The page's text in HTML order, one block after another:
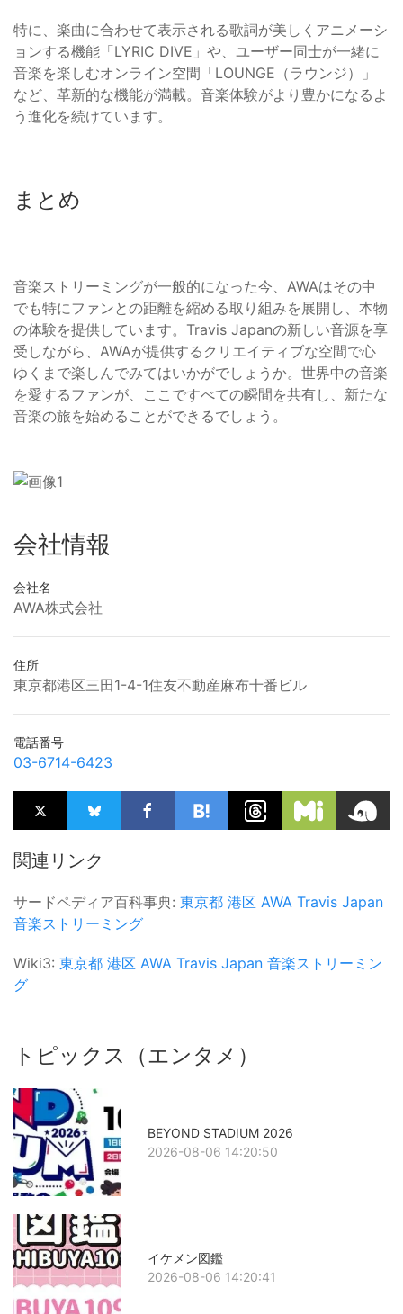
特に、楽曲に合わせて表示される歌詞が美しくアニメーシ
ョンする機能「LYRIC DIVE」や、ユーザー同士が一緒に
音楽を楽しむオンライン空間「LOUNGE（ラウンジ）」
など、革新的な機能が満載。音楽体験がより豊かになるよ
う進化を続けています。
まとめ
音楽ストリーミングが一般的になった今、AWAはその中
でも特にファンとの距離を縮める取り組みを展開し、本物
の体験を提供しています。Travis Japanの新しい音源を享
受しながら、AWAが提供するクリエイティブな空間で心
ゆくまで楽しんでみてはいかがでしょうか。世界中の音楽
を愛するファンが、ここですべての瞬間を共有し、新たな
音楽の旅を始めることができるでしょう。
会社情報
会社名
AWA株式会社
住所
東京都港区三田1-4-1住友不動産麻布十番ビル
電話番号
03-6714-6423
関連リンク
サードペディア百科事典: 東京都 港区 AWA Travis Japan
音楽ストリーミング
Wiki3: 東京都 港区 AWA Travis Japan 音楽ストリーミン
グ
トピックス（エンタメ）
BEYOND STADIUM 2026
2026-08-06 14:20:50
イケメン図鑑
2026-08-06 14:20:41